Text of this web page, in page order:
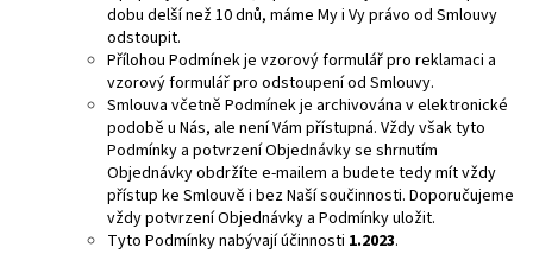
dobu delší než 10 dnů, máme My i Vy právo od Smlouvy
odstoupit.
Přílohou Podmínek je vzorový formulář pro reklamaci a
vzorový formulář pro odstoupení od Smlouvy.
Smlouva včetně Podmínek je archivována v elektronické
podobě u Nás, ale není Vám přístupná. Vždy však tyto
Podmínky a potvrzení Objednávky se shrnutím
Objednávky obdržíte e-mailem a budete tedy mít vždy
přístup ke Smlouvě i bez Naší součinnosti. Doporučujeme
vždy potvrzení Objednávky a Podmínky uložit.
Tyto Podmínky nabývají účinnosti 1.2023.